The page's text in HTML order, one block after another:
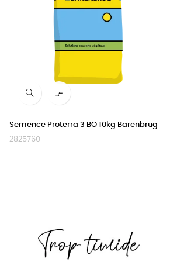

Semence Proterra 3 BO 10kg Barenbrug
2825760